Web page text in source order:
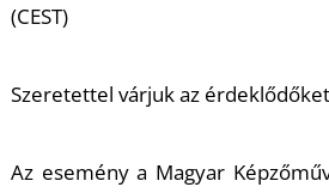
(CEST)
Szeretettel várjuk az
Az esemény a Magyar